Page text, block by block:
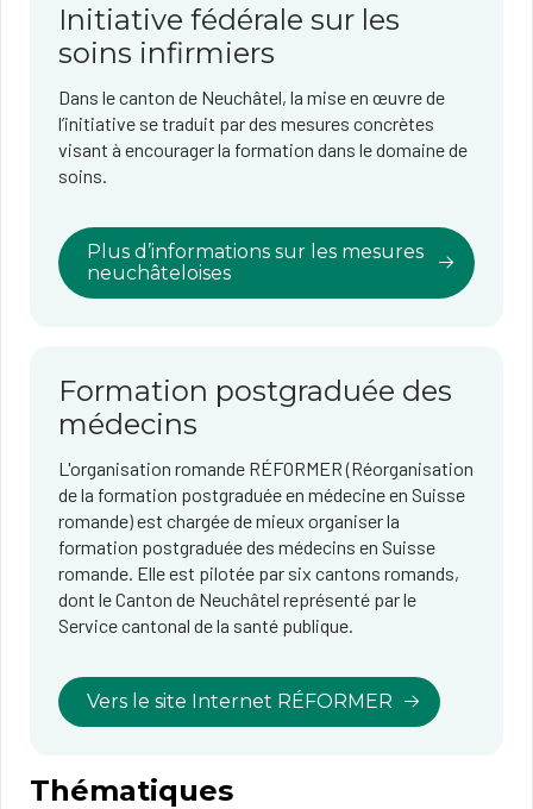
Initiative fédérale sur les
soins infirmiers
Dans le canton de Neuchâtel, la mise en œuvre de
l’initiative se traduit par des mesures concrètes
visant à encourager la formation dans le domaine de
soins.
Plus d’informations sur les mesures
neuchâteloises
Formation postgraduée des
médecins
L'organisation romande RÉFORMER (Réorganisation
de la formation postgraduée en médecine en Suisse
romande) est chargée de mieux organiser la
formation postgraduée des médecins en Suisse
romande. Elle est pilotée par six cantons romands,
dont le Canton de Neuchâtel représenté par le
Service cantonal de la santé publique.
Vers le site Internet RÉFORMER
Thématiques